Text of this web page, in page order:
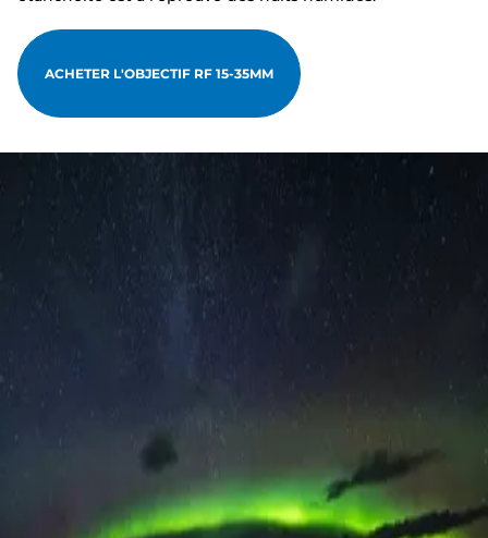
ACHETER L'OBJECTIF RF 15-35MM